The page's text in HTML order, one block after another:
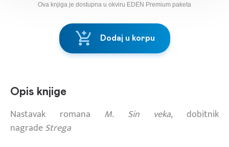
Ova knjiga je dostupna u okviru EDEN Premium paketa
Dodaj u korpu
Opis knjige
Nastavak romana M. Sin veka, dobitnik
nagradeStrega